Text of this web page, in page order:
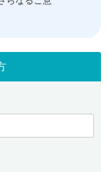
の方